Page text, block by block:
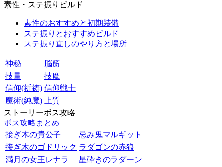
素性・ステ振りビルド
素性のおすすめと初期装備
ステ振りとおすすめビルド
ステ振り直しのやり方と場所
神秘
脳筋
技量
技魔
信仰(祈祷) 信仰戦士
魔術(純魔)
上質
ストーリーボス攻略
ボス攻略まとめ
接ぎ木の貴公子
忌み鬼マルギット
接ぎ木のゴドリック ラダゴンの赤狼
満月の女王レナラ
星砕きのラダーン